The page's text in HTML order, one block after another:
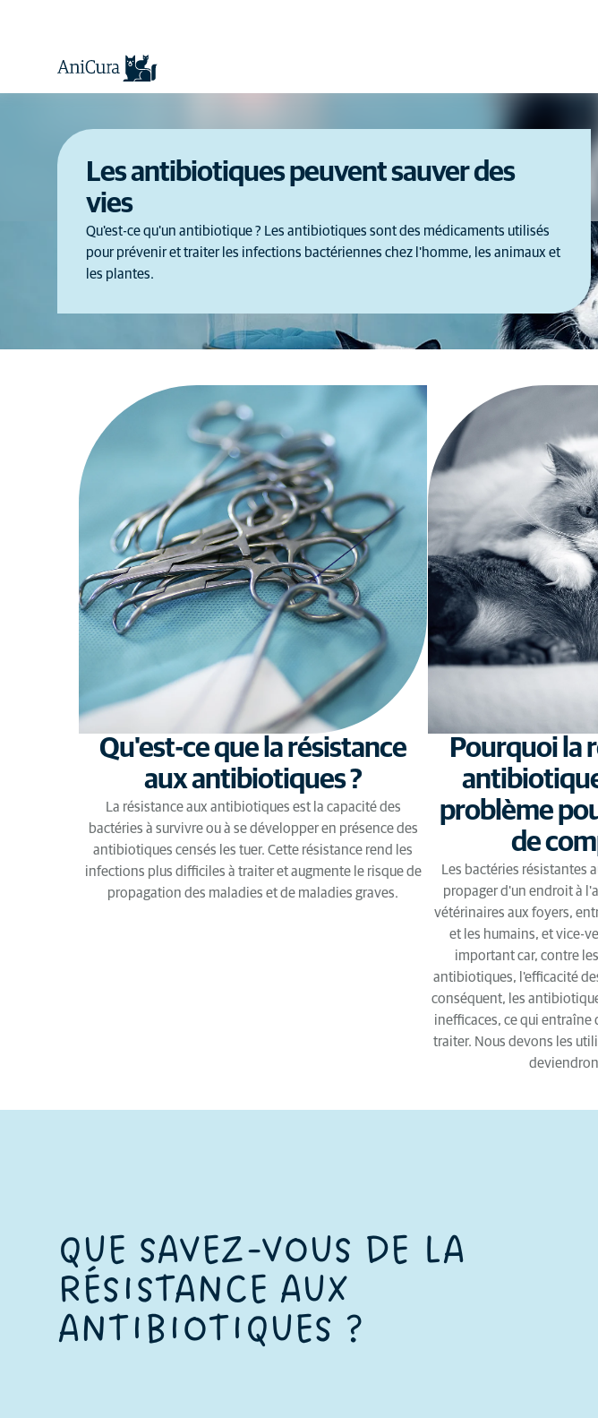
Les antibiotiques peuvent sauver des
vies
Qu'est-ce qu'un antibiotique ? Les antibiotiques sont des médicaments utilisés
pour prévenir et traiter les infections bactériennes chez l'homme, les animaux et
les plantes.
Qu'est-ce que la résistance
aux antibiotiques ?
La résistance aux antibiotiques est la capacité des
bactéries à survivre ou à se développer en présence des
antibiotiques censés les tuer. Cette résistance rend les
infections plus difficiles à traiter et augmente le risque de
propagation des maladies et de maladies graves.
Pourquoi la
problème
de
Les bactéries résistantes
propager d'un endroit à
vétérinaires aux foyers,
et les humains, et vice-
important car, contre
antibiotiques, l'efficacité
conséquent, les
inefficaces, ce qui
traiter. Nous devons les
QUE SAVEZ-VOUS DE LA
RÉSISTANCE AUX
ANTIBIOTIQUES ?